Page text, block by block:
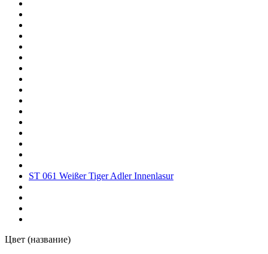
ST 061 Weißer Tiger Adler Innenlasur
Цвет (название)